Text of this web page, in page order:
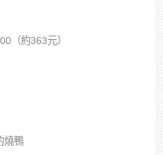
（約363元）
燒鴨